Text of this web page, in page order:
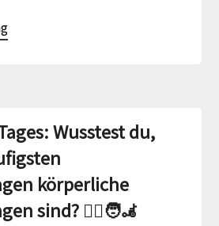
Wusstest du,
körperliche
sind? 🚶‍♀️🧑‍🦼